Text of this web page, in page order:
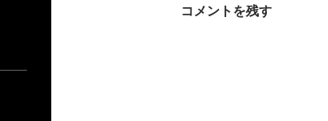
コメントを残す